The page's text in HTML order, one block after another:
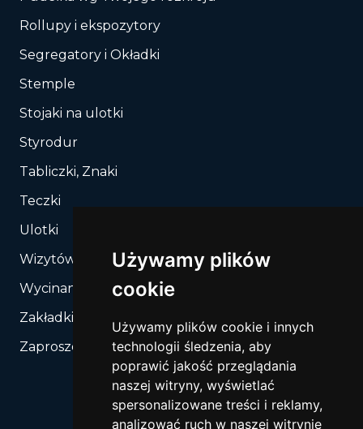
Używamy plików
cookie
Używamy plików cookie i innych
technologii śledzenia, aby
poprawić jakość przeglądania
naszej witryny, wyświetlać
spersonalizowane treści i reklamy,
analizować ruch w naszej witrynie
Rollupy i ekspozytory
Segregatory i Okładki
Stemple
Stojaki na ulotki
Styrodur
Tabliczki, Znaki
Teczki
Ulotki
Wizytówki
Wycinanie, Sztancowanie wg Twojego rozkroju
Zakładki do książek
Zaproszenia